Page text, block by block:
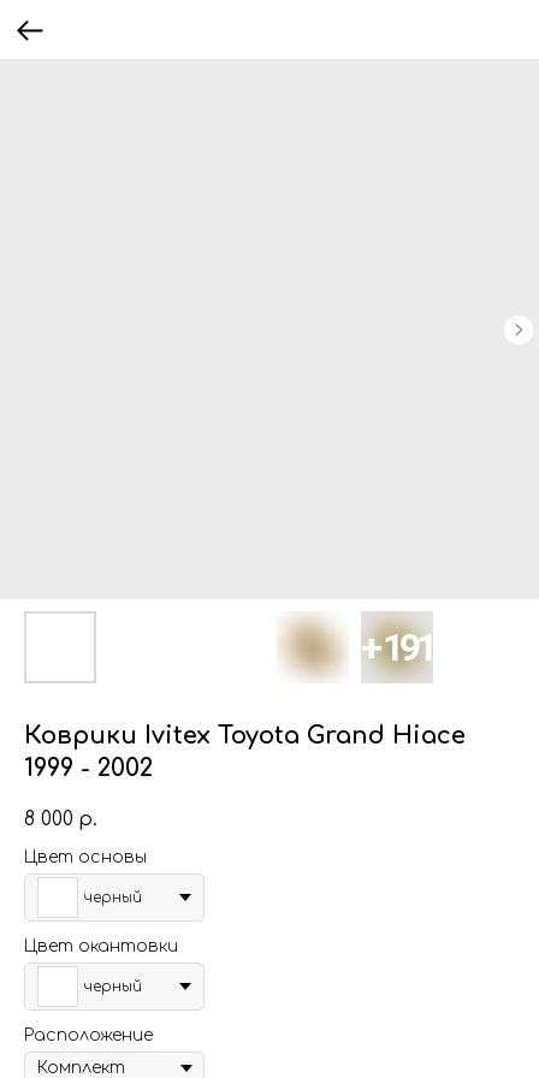
Коврики Ivitex Toyota Grand Hiace
1999 - 2002
8 000 р.
Цвет основы
черный
Цвет окантовки
черный
Расположение